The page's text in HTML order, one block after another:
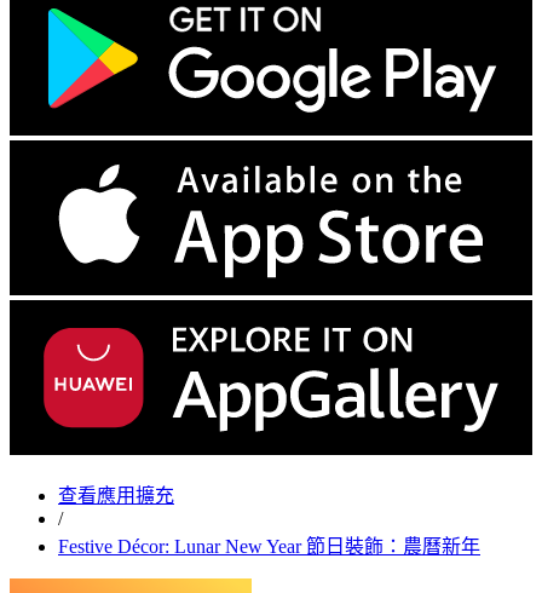
查看應用擴充
/
Festive Décor: Lunar New Year 節日裝飾：農曆新年